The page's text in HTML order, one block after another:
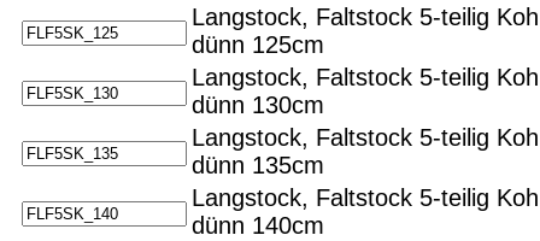
Langstock, Faltstock 5-teilig
dünn 125cm
Langstock, Faltstock 5-teilig
dünn 130cm
Langstock, Faltstock 5-teilig
dünn 135cm
Langstock, Faltstock 5-teilig
dünn 140cm